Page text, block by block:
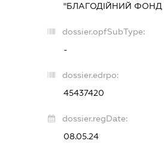
"БЛАГОДІЙНИЙ ФОНД
dossier.opfSubType:
-
dossier.edrpo:
45437420
dossier.regDate:
08.05.24